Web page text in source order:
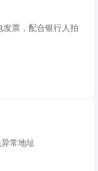
票，配合银行人拍
常地址